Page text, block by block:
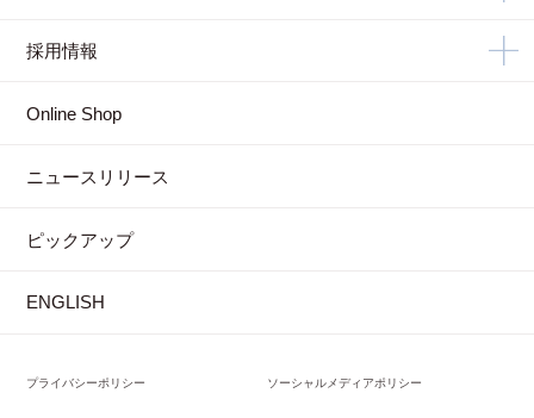
採用情報
Online Shop
ニュースリリース
ピックアップ
ENGLISH
プライバシーポリシー ソーシャルメディアポリシー